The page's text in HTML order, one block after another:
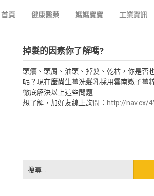
首頁 健康醫藥 媽媽寶寶 工業資訊
掉髮的因素你了解嗎?
頭癢、頭屑、油頭、掉髮、乾枯，你是否
呢？現在麼尚生薑洗髮乳採用雲南嫩子薑
徹底解決以上這些問題
想了解，加好友線上詢問： http://nav.cx/
搜
尋